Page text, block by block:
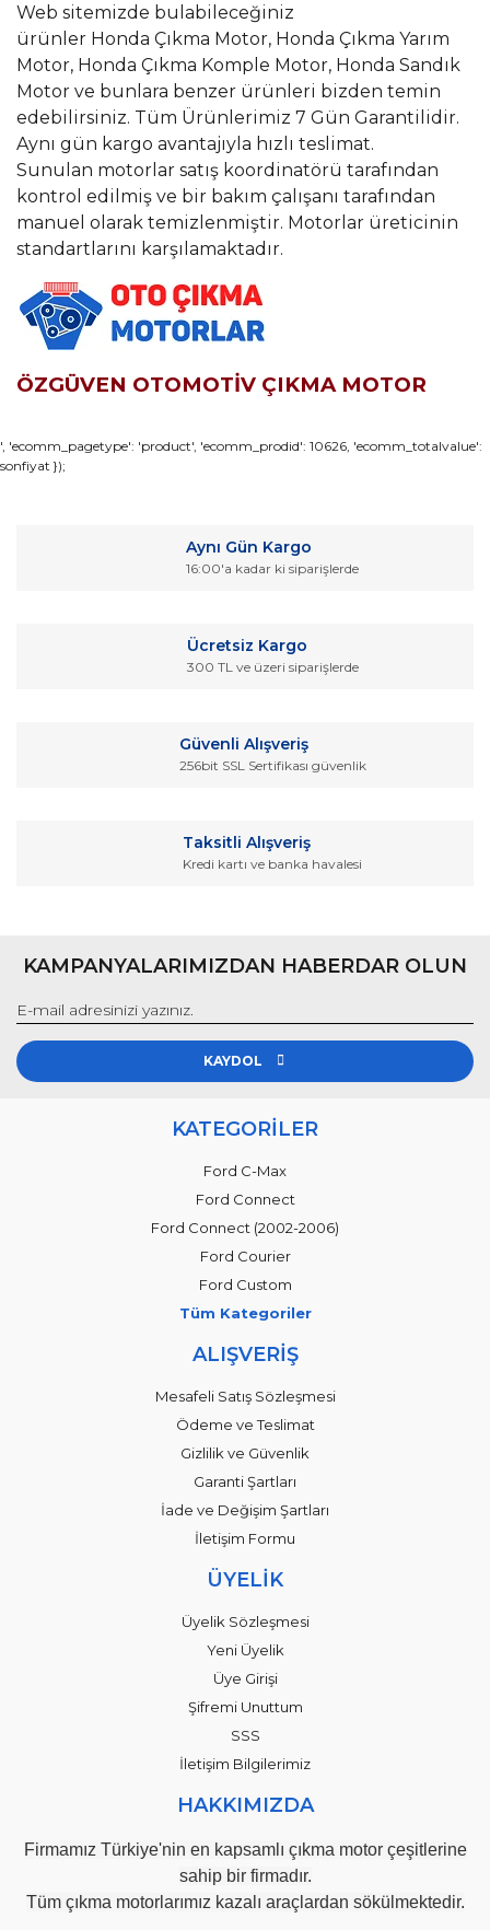
Web sitemizde bulabileceğiniz
ürünler Honda Çıkma Motor, Honda Çıkma Yarım
Motor, Honda Çıkma Komple Motor, Honda Sandık
Motor ve bunlara benzer ürünleri bizden temin
edebilirsiniz. Tüm Ürünlerimiz 7 Gün Garantilidir.
Aynı gün kargo avantajıyla hızlı teslimat.
Sunulan motorlar satış koordinatörü tarafından
kontrol edilmiş ve bir bakım çalışanı tarafından
manuel olarak temizlenmiştir. Motorlar üreticinin
standartlarını karşılamaktadır.
ÖZGÜVEN OTOMOTİV ÇIKMA MOTOR
Yorum Yaz
Bu ürünün fiyat bilgisi, resim, ürün açıklamalarında ve diğer
konularda yetersiz gördüğünüz noktaları öneri formunu
Ürün resmi kalitesiz, bozuk veya görüntülenemiyor.
Ürün fiyatı diğer sitelerden daha pahalı.
', 'ecomm_pagetype': 'product', 'ecomm_prodid': 10626, 'ecomm_totalvalue':
sonfiyat });
Aynı Gün Kargo
16:00'a kadar ki siparişlerde
Ücretsiz Kargo
300 TL ve üzeri siparişlerde
Güvenli Alışveriş
256bit SSL Sertifikası güvenlik
Taksitli Alışveriş
Kredi kartı ve banka havalesi
KAMPANYALARIMIZDAN HABERDAR OLUN
KAYDOL
KATEGORİLER
Ford C-Max
Ford Connect
Ford Connect (2002-2006)
Ford Courier
Ford Custom
Tüm Kategoriler
ALIŞVERİŞ
Mesafeli Satış Sözleşmesi
Ödeme ve Teslimat
Gizlilik ve Güvenlik
Garanti Şartları
İade ve Değişim Şartları
İletişim Formu
ÜYELİK
Üyelik Sözleşmesi
Yeni Üyelik
Üye Girişi
Şifremi Unuttum
SSS
İletişim Bilgilerimiz
HAKKIMIZDA
Firmamız Türkiye'nin en kapsamlı çıkma motor çeşitlerine
sahip bir firmadır.
Tüm çıkma motorlarımız kazalı araçlardan sökülmektedir.